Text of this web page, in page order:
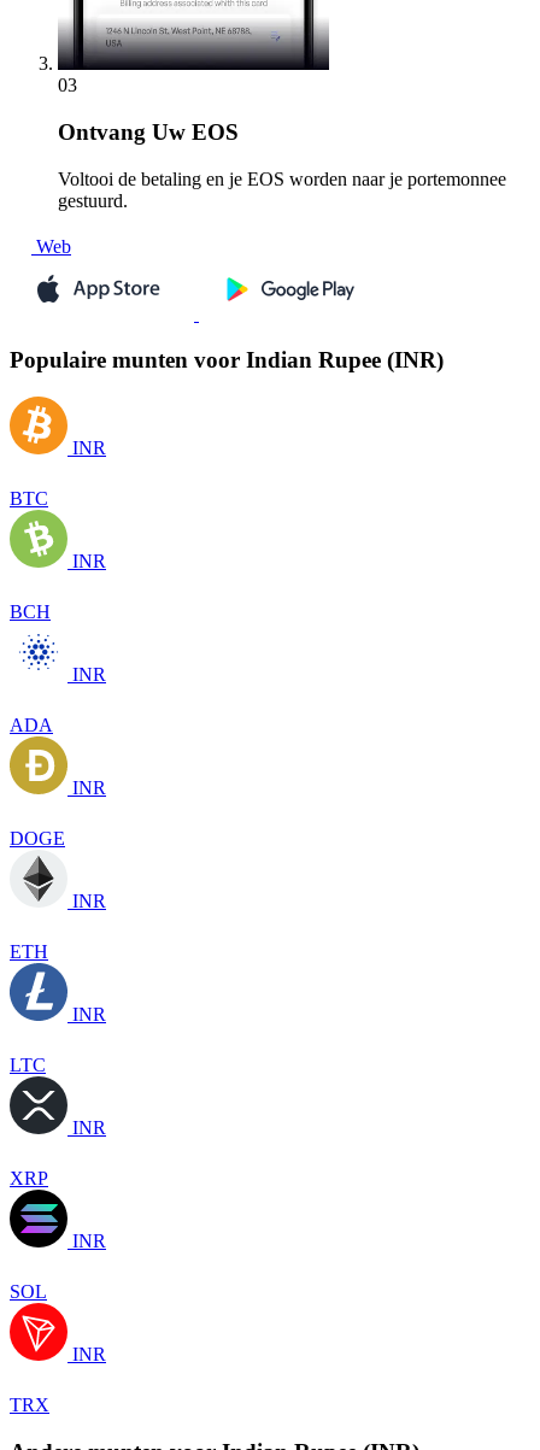
03
Ontvang Uw EOS
Voltooi de betaling en je EOS worden naar je portemonnee
gestuurd.
Web
Populaire munten voor Indian Rupee (INR)
INR
BTC
INR
BCH
INR
ADA
INR
DOGE
INR
ETH
INR
LTC
INR
XRP
INR
SOL
INR
TRX